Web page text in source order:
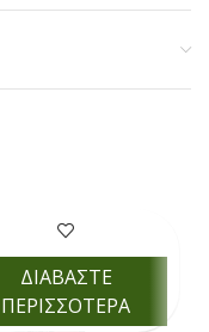
ΔΙΑΒΑΣΤΕ
ΠΕΡΙΣΣΟΤΕΡΑ